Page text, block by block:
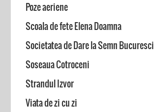
Poze aeriene
Scoala de fete Elena Doamna
Societatea de Dare la Semn Bucuresci
Soseaua Cotroceni
Strandul Izvor
Viata de zi cu zi